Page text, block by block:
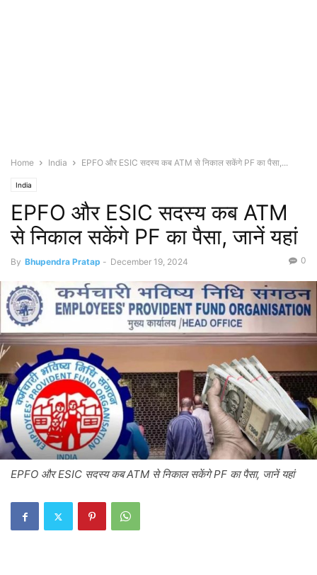
Home India EPFO ​​और ESIC सदस्य कब ATM से निकाल सकेंगे PF का पैसा,...
India
EPFO ​​और ESIC सदस्य कब ATM
से निकाल सकेंगे PF का पैसा, जानें यहां
By Bhupendra Pratap - December 19, 2024 0
EPFO ​​और ESIC सदस्य कब ATM से निकाल सकेंगे PF का पैसा, जानें यहां